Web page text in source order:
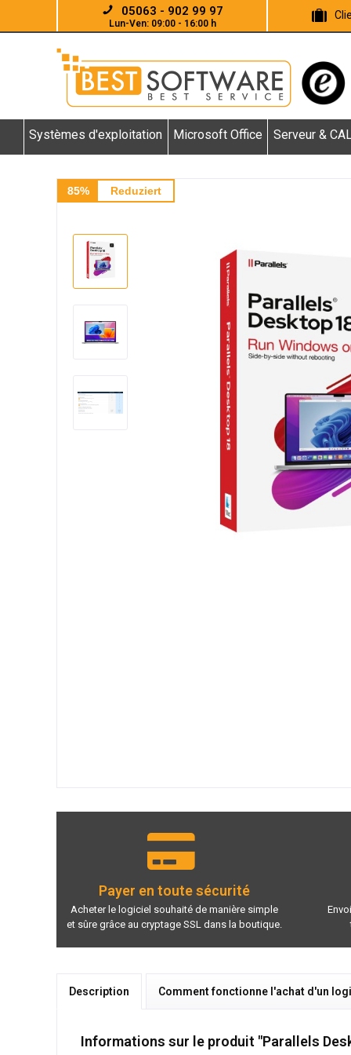
05063 - 902 99 97
Lun-Ven: 09:00 - 16:00 h
Systèmes d'exploitation Microsoft Office Serveur &
85% Reduziert
Payer en toute sécurité
Acheter le logiciel souhaité de manière simple
et sûre grâce au cryptage SSL dans la boutique.
Description Comment fonctionne l'achat d'un
Informations sur le produit "Parallels